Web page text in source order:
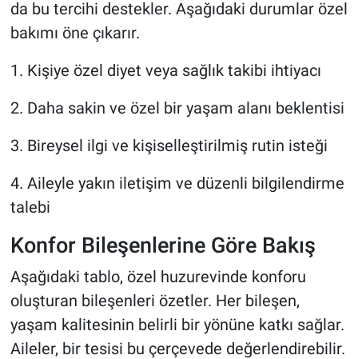
da bu tercihi destekler. Aşağıdaki durumlar özel
bakımı öne çıkarır.
1. Kişiye özel diyet veya sağlık takibi ihtiyacı
2. Daha sakin ve özel bir yaşam alanı beklentisi
3. Bireysel ilgi ve kişiselleştirilmiş rutin isteği
4. Aileyle yakın iletişim ve düzenli bilgilendirme
talebi
Konfor Bileşenlerine Göre Bakış
Aşağıdaki tablo, özel huzurevinde konforu
oluşturan bileşenleri özetler. Her bileşen,
yaşam kalitesinin belirli bir yönüne katkı sağlar.
Aileler, bir tesisi bu çerçevede değerlendirebilir.